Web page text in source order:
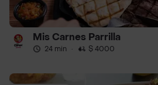
Mis Carnes Parrilla
24 min · $ 4000